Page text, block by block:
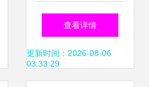
司2022年服务全面
升级 高效代理与全
查看详情
更新时间：2026-08-06
03:33:29